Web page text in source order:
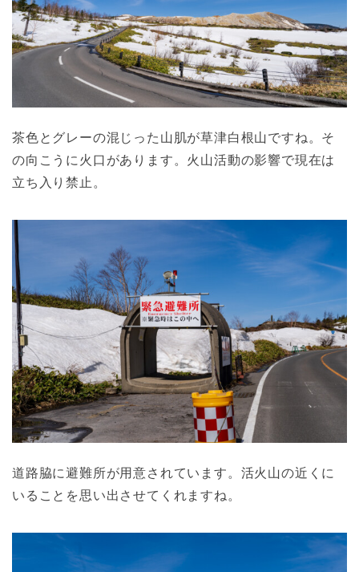
茶色とグレーの混じった山肌が草津白根山ですね。そ
の向こうに火口があります。火山活動の影響で現在は
立ち入り禁止。
道路脇に避難所が用意されています。活火山の近くに
いることを思い出させてくれますね。